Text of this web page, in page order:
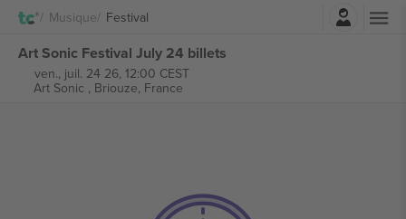
Musique Festival
Art Sonic Festival July 24 billets
ven., juil. 24 26, 12:00 CEST
Art Sonic , Briouze, France